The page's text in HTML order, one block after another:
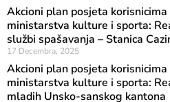
Akcioni plan posjeta
ministarstva kulture i sporta:
službi spašavanja – Stanica
17 Decembra, 2025
Akcioni plan posjeta
ministarstva kulture i sporta:
mladih Unsko-sanskog kantona